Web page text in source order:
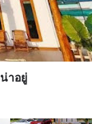
าอยู่